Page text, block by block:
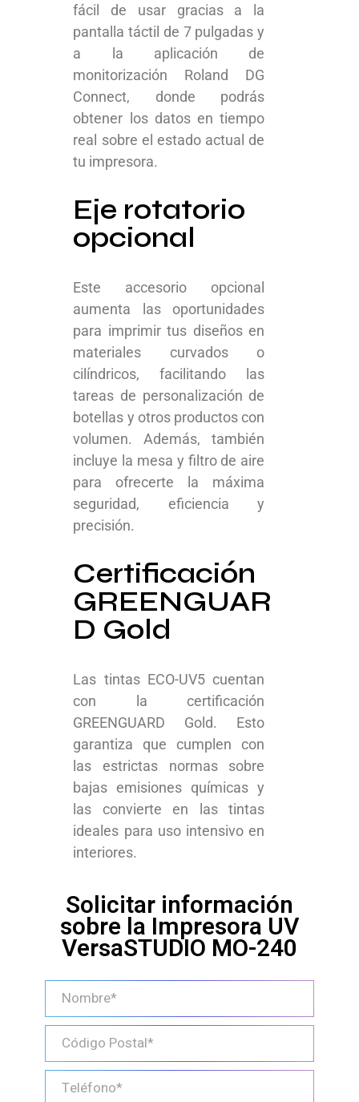
fácil de usar gracias a la
pantalla táctil de 7 pulgadas y
a la aplicación de
monitorización Roland DG
Connect, donde podrás
obtener los datos en tiempo
real sobre el estado actual de
tu impresora.
Eje rotatorio
opcional
Este accesorio opcional
aumenta las oportunidades
para imprimir tus diseños en
materiales curvados o
cilíndricos, facilitando las
tareas de personalización de
botellas y otros productos con
volumen. Además, también
incluye la mesa y filtro de aire
para ofrecerte la máxima
seguridad, eficiencia y
precisión.
Certificación
GREENGUAR
D Gold
Las tintas ECO-UV5 cuentan
con la certificación
GREENGUARD Gold. Esto
garantiza que cumplen con
las estrictas normas sobre
bajas emisiones químicas y
las convierte en las tintas
ideales para uso intensivo en
interiores.
Solicitar información
sobre la Impresora UV
VersaSTUDIO MO-240